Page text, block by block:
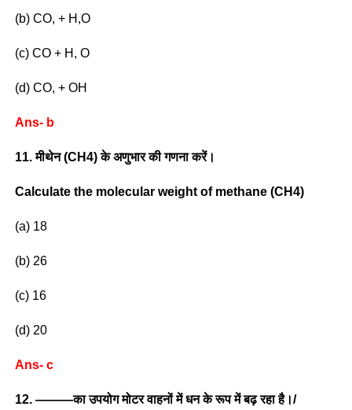
(b) CO, + H,O
(c) CO + H, O
(d) CO, + OH
Ans- b
11. मीथेन (CH4) के अणुभार की गणना करें।
Calculate the molecular weight of methane (CH4)
(a) 18
(b) 26
(c) 16
(d) 20
Ans- c
12. ———का उपयोग मोटर वाहनों में धन के रूप में बढ़ रहा है।/